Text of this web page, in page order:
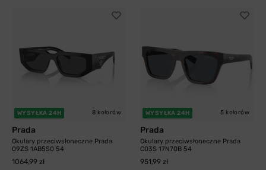
WYSYŁKA 24H 8 kolorów
Prada
Okulary przeciwsłoneczne Prada
09ZS 1AB5S0 54
1064,99 zł
WYSYŁKA 24H 5 kolorów
Prada
Okulary przeciwsłoneczne Prada
C03S 17N70B 54
951,99 zł